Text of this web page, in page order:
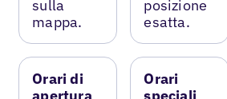
sulla
mappa.
posizione
esatta.
Orari di
apertura
Orari
speciali